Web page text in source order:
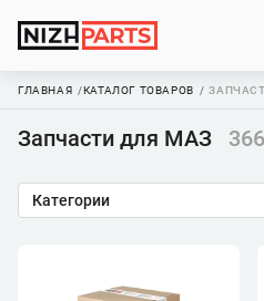
ГЛАВНАЯ КАТАЛОГ ТОВАРОВ
Запчасти для МАЗ
Категории